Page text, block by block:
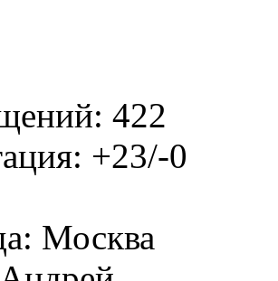
422
+23/-0
Москва